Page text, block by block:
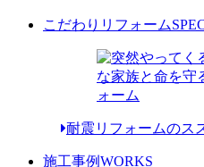
こだわりリフォーム
耐震リフォームのス
施工事例WORKS